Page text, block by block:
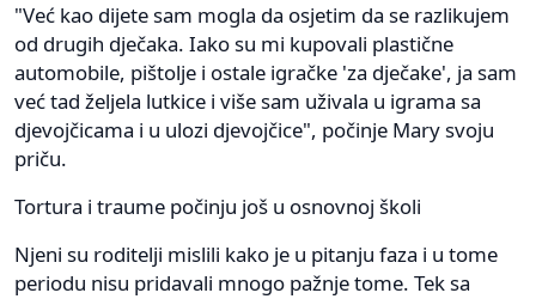
"Već kao dijete sam mogla da osjetim da se razlikujem
od drugih dječaka. Iako su mi kupovali plastične
automobile, pištolje i ostale igračke 'za dječake', ja sam
već tad željela lutkice i više sam uživala u igrama sa
djevojčicama i u ulozi djevojčice", počinje Mary svoju
priču.
Tortura i traume počinju još u osnovnoj školi
Njeni su roditelji mislili kako je u pitanju faza i u tome
periodu nisu pridavali mnogo pažnje tome. Tek sa